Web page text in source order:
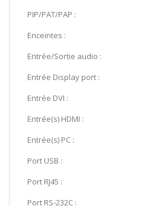
PIP/PAT/PAP :
Enceintes :
Entrée/Sortie audio :
Entrée Display port :
Entrée DVI :
Entrée(s) HDMI :
Entrée(s) PC :
Port USB :
Port RJ45 :
Port RS-232C :